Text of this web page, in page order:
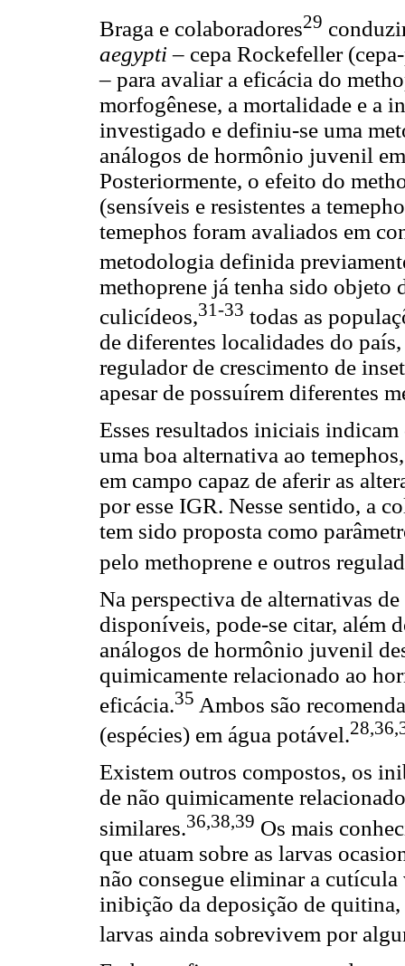
Braga e colaboradores29
aegypti– cepa Rockefeller
– para avaliar a eficácia do
morfogênese, a mortalidade e a
investigado e definiu-se uma
análogos de hormônio juvenil
Posteriormente, o efeito do
(sensíveis e resistentes a
temephos foram avaliados em
metodologia definida
methoprene já tenha sido objeto
culicídeos,31-33 todas as
de diferentes localidades do
regulador de crescimento de
apesar de possuírem diferentes
Esses resultados iniciais
uma boa alternativa ao
em campo capaz de aferir as
por esse IGR. Nesse sentido, a
tem sido proposta como
pelo methoprene e outros
Na perspectiva de alternativas
disponíveis, pode-se citar, além
análogos de hormônio juvenil
quimicamente relacionado ao
eficácia.35 Ambos são
(espécies) em água potável.
Existem outros compostos, os
de não quimicamente
similares.36,38,39 Os mais
que atuam sobre as larvas
não consegue eliminar a
inibição da deposição de
larvas ainda sobrevivem por